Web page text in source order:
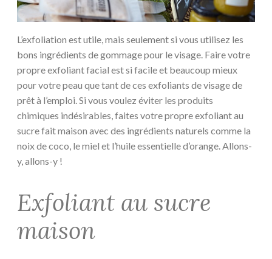
L’exfoliation est utile, mais seulement si vous utilisez les
bons ingrédients de gommage pour le visage. Faire votre
propre exfoliant facial est si facile et beaucoup mieux
pour votre peau que tant de ces exfoliants de visage de
prêt à l’emploi. Si vous voulez éviter les produits
chimiques indésirables, faites votre propre exfoliant au
sucre fait maison avec des ingrédients naturels comme la
noix de coco, le miel et l’huile essentielle d’orange. Allons-
y, allons-y !
Exfoliant au sucre
maison